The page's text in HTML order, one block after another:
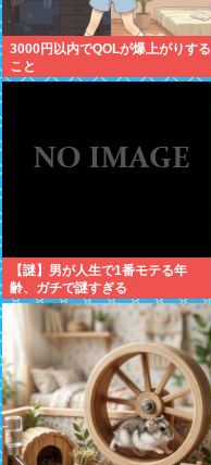
3000円以内でQOLが爆上がりする
こと
【謎】男が人生で1番モテる年
齢、ガチで謎すぎる